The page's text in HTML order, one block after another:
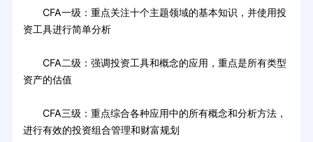
CFA一级：重点关注十个主题领域的基本知识，并使用投
资工具进行简单分析
CFA二级：强调投资工具和概念的应用，重点是所有类型
资产的估值
CFA三级：重点综合各种应用中的所有概念和分析方法，
进行有效的投资组合管理和财富规划